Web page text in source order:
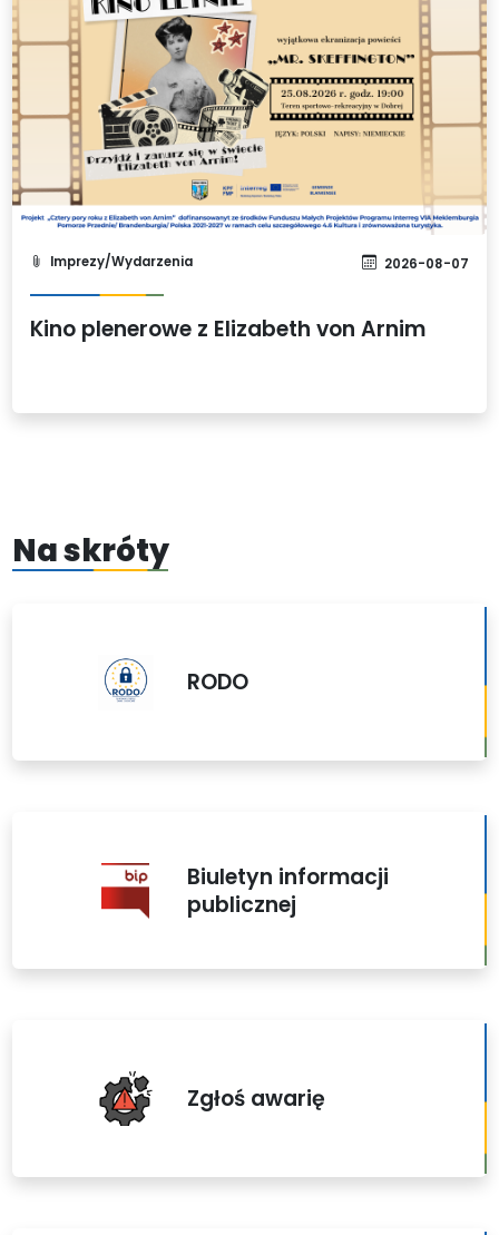
Imprezy/Wydarzenia 2026-08-07
Kino plenerowe z Elizabeth von Arnim
Na skróty
RODO
Biuletyn informacji
publicznej
Zgłoś awarię